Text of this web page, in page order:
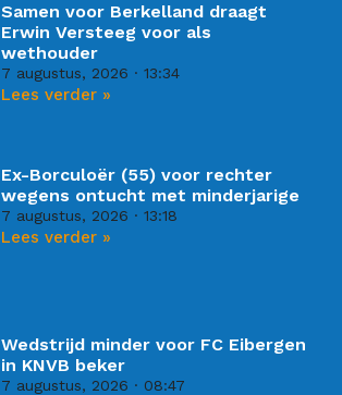
Samen voor Berkelland draagt
Erwin Versteeg voor als
wethouder
7 augustus, 2026 13:34
Lees verder »
Ex-Borculoër (55) voor rechter
wegens ontucht met minderjarige
7 augustus, 2026 13:18
Lees verder »
Wedstrijd minder voor FC Eibergen
in KNVB beker
7 augustus, 2026 08:47